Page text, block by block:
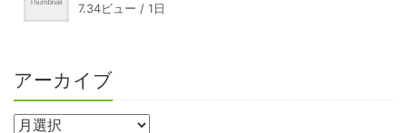
7.34ビュー / 1日
アーカイブ